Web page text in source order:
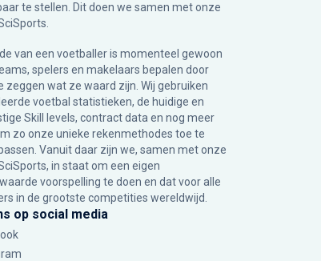
te stellen. Dit doen we samen met onze
van een voetballer is momenteel gewoon
spelers en makelaars bepalen door
zeggen wat ze waard zijn. Wij gebruiken
voetbal statistieken, de huidige en
Skill levels, contract data en nog meer
zo onze unieke rekenmethodes toe te
Vanuit daar zijn we, samen met onze
in staat om een eigen
voorspelling te doen en dat voor alle
in de grootste competities wereldwijd.
op social media